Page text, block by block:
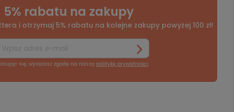
5% rabatu na zakupy
i otrzymaj 5% rabatu na kolejne zakupy powyżej 100 zł!
się, wyrażasz zgodę na naszą politykę prywatności.